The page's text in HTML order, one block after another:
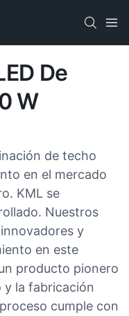
De
W
de techo
en el mercado
KML se
Nuestros
y
en este
producto pionero
y la fabricación
cumple con